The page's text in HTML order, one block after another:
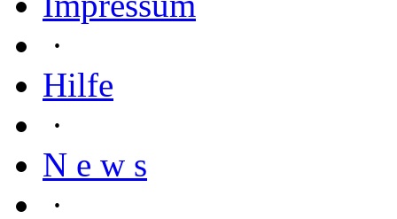
·
Hilfe
·
N e w s
·